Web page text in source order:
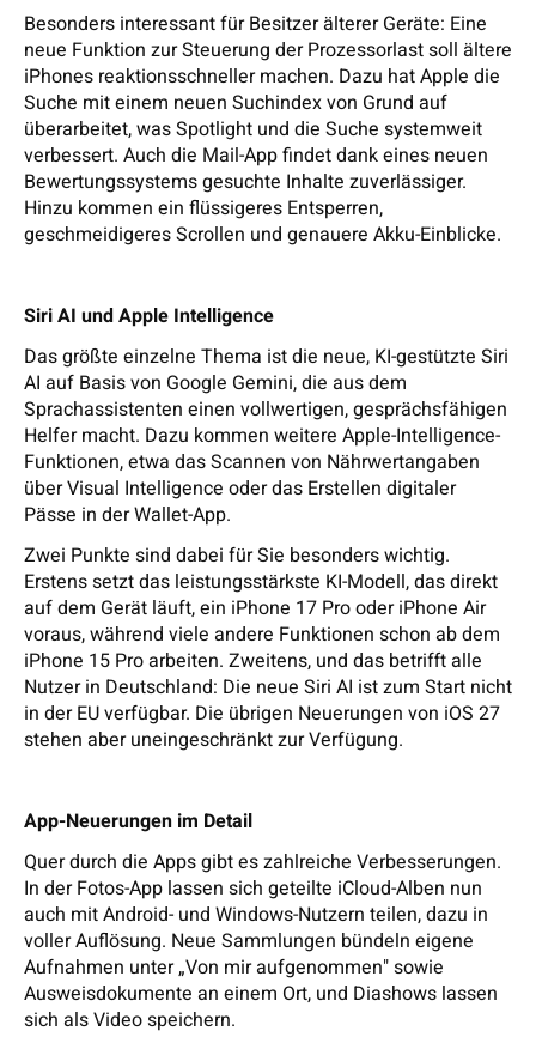
Besonders interessant für Besitzer älterer Geräte: Eine
neue Funktion zur Steuerung der Prozessorlast soll ältere
iPhones reaktionsschneller machen. Dazu hat Apple die
Suche mit einem neuen Suchindex von Grund auf
überarbeitet, was Spotlight und die Suche systemweit
verbessert. Auch die Mail-App findet dank eines neuen
Bewertungssystems gesuchte Inhalte zuverlässiger.
Hinzu kommen ein flüssigeres Entsperren,
geschmeidigeres Scrollen und genauere Akku-Einblicke.
Siri AI und Apple Intelligence
Das größte einzelne Thema ist die neue, KI-gestützte Siri
AI auf Basis von Google Gemini, die aus dem
Sprachassistenten einen vollwertigen, gesprächsfähigen
Helfer macht. Dazu kommen weitere Apple-Intelligence-
Funktionen, etwa das Scannen von Nährwertangaben
über Visual Intelligence oder das Erstellen digitaler
Pässe in der Wallet-App.
Zwei Punkte sind dabei für Sie besonders wichtig.
Erstens setzt das leistungsstärkste KI-Modell, das direkt
auf dem Gerät läuft, ein iPhone 17 Pro oder iPhone Air
voraus, während viele andere Funktionen schon ab dem
iPhone 15 Pro arbeiten. Zweitens, und das betrifft alle
Nutzer in Deutschland: Die neue Siri AI ist zum Start nicht
in der EU verfügbar. Die übrigen Neuerungen von iOS 27
stehen aber uneingeschränkt zur Verfügung.
App-Neuerungen im Detail
Quer durch die Apps gibt es zahlreiche Verbesserungen.
In der Fotos-App lassen sich geteilte iCloud-Alben nun
auch mit Android- und Windows-Nutzern teilen, dazu in
voller Auflösung. Neue Sammlungen bündeln eigene
Aufnahmen unter „Von mir aufgenommen" sowie
Ausweisdokumente an einem Ort, und Diashows lassen
sich als Video speichern.